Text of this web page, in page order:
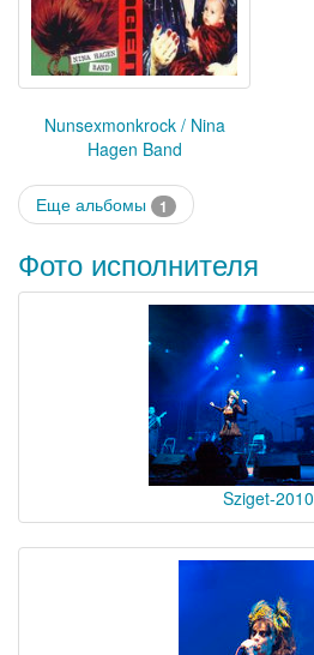
Nunsexmonkrock / Nina
Hagen Band
Еще альбомы 1
Фото исполнителя
Sziget-2010